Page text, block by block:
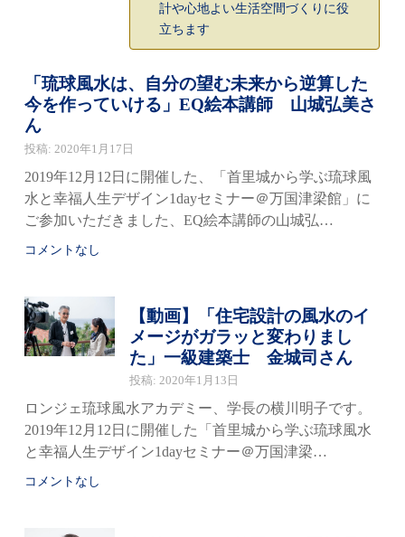
計や心地よい生活空間づくりに役
立ちます
「琉球風水は、自分の望む未来から逆算した
今を作っていける」EQ絵本講師 山城弘美さ
ん
投稿: 2020年1月17日
2019年12月12日に開催した、「首里城から学ぶ琉球風
水と幸福人生デザイン1dayセミナー＠万国津梁館」に
ご参加いただきました、EQ絵本講師の山城弘…
コメントなし
【動画】「住宅設計の風水のイ
メージがガラッと変わりまし
た」一級建築士 金城司さん
投稿: 2020年1月13日
ロンジェ琉球風水アカデミー、学長の横川明子です。
2019年12月12日に開催した「首里城から学ぶ琉球風水
と幸福人生デザイン1dayセミナー＠万国津梁…
コメントなし